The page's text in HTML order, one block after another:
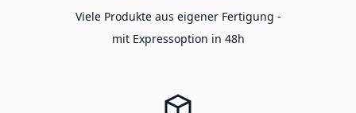
Viele Produkte aus eigener Fertigung -
mit Expressoption in 48h